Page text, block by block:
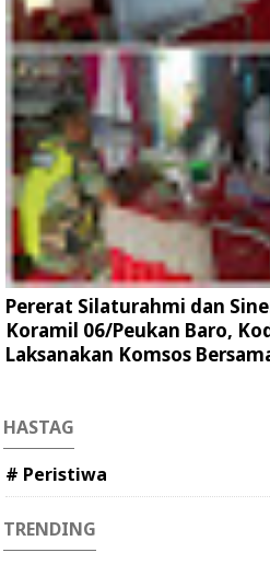
Pererat Silaturahmi dan
Koramil 06/Peukan Baro,
Laksanakan Komsos
HASTAG
# Peristiwa
TRENDING